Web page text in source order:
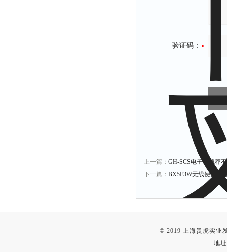
验证码：
上一篇： GH-SCS电子钢瓶秤
下一篇： BX5E3W无线便携式
© 2019 上海贵虎实业
地